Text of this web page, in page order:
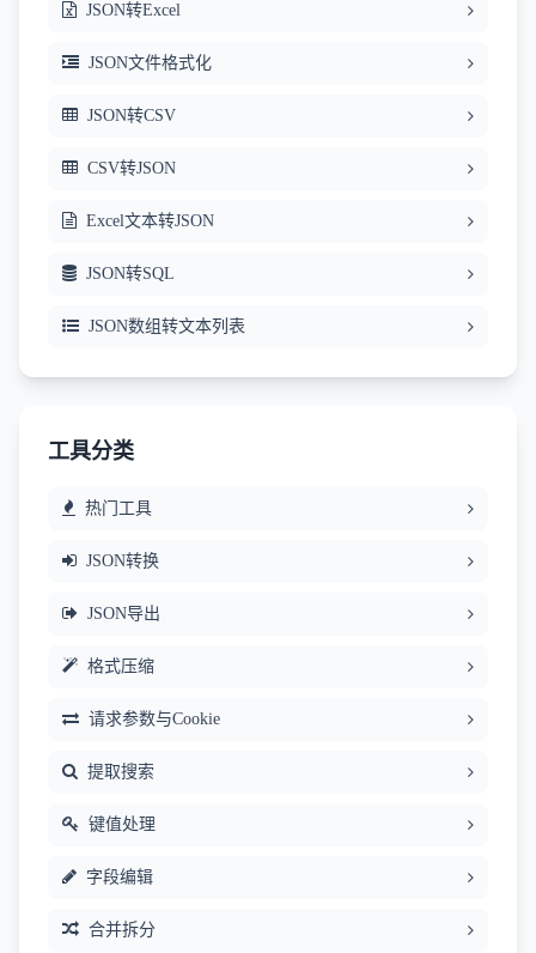
JSON转Excel
JSON文件格式化
JSON转CSV
CSV转JSON
Excel文本转JSON
JSON转SQL
JSON数组转文本列表
工具分类
热门工具
JSON转换
JSON导出
格式压缩
请求参数与Cookie
提取搜索
键值处理
字段编辑
合并拆分